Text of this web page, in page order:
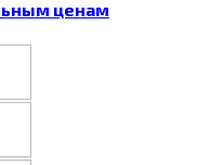
ценам